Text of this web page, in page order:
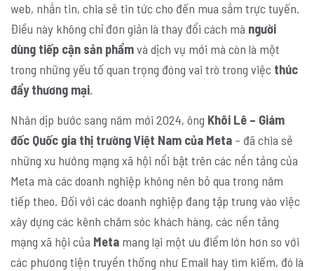
web, nhắn tin, chia sẻ tin tức cho đến mua sắm trực tuyến.
Điều này không chỉ đơn giản là thay đổi cách mà người
dùng tiếp cận sản phẩmvà dịch vụ mới mà còn là một
trong những yếu tố quan trọng đóng vai trò trong việc thúc
đẩy thương mại.
Nhân dịp bước sang năm mới 2024, ông Khôi Lê – Giám
đốc Quốc gia thị trường Việt Nam của Meta – đã chia sẻ
những xu hướng mạng xã hội nổi bật trên các nền tảng của
Meta mà các doanh nghiệp không nên bỏ qua trong năm
tiếp theo. Đối với các doanh nghiệp đang tập trung vào việc
xây dựng các kênh chăm sóc khách hàng, các nền tảng
mạng xã hội của Meta mang lại một ưu điểm lớn hơn so với
các phương tiện truyền thống như Email hay tìm kiếm, đó là